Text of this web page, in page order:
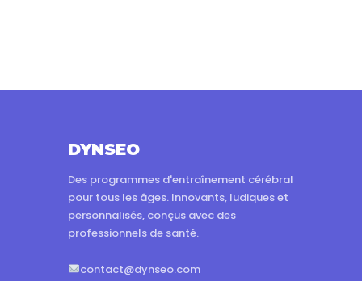
DYNSEO
Des programmes d'entraînement cérébral
pour tous les âges. Innovants, ludiques et
personnalisés, conçus avec des
professionnels de santé.
contact@dynseo.com